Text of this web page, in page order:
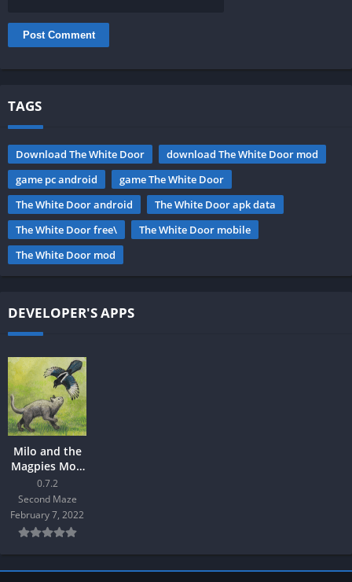
TAGS
Download The White Door
download The White Door mod
game pc android
game The White Door
The White Door android
The White Door apk data
The White Door free\
The White Door mobile
The White Door mod
DEVELOPER'S APPS
Milo and the
Magpies Mod
Android
0.7.2
Second Maze
February 7, 2022